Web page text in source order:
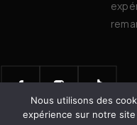
© 2025 Tasneem Couture &
Nous utilisons des
expérience sur notre